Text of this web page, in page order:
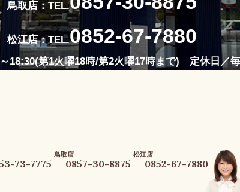
鳥取店：TEL.
松江店：TEL.0852-67-7880
18:30(第1火曜18時/第2火曜17時まで) 定休日／
73-7775
鳥取店
0857-30-8875
松江店
0852-67-7880